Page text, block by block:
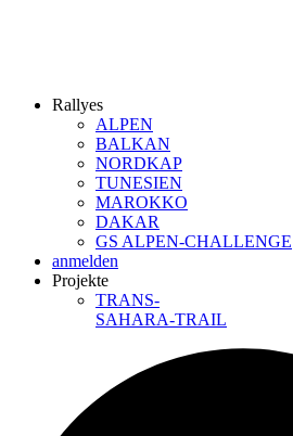
Rallyes
ALPEN
BALKAN
NORDKAP
TUNESIEN
MAROKKO
DAKAR
GS ALPEN-CHALLENGE
anmelden
Projekte
TRANS-
SAHARA-TRAIL